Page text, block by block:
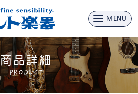
MENU
商品詳細
PRODUCT